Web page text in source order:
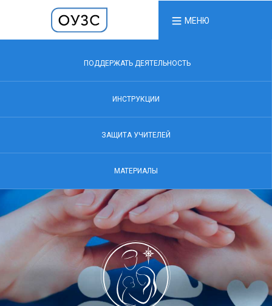
МЕНЮ
ПОДДЕРЖАТЬ ДЕЯТЕЛЬНОСТЬ
ИНСТРУКЦИИ
ЗАЩИТА УЧИТЕЛЕЙ
МАТЕРИАЛЫ